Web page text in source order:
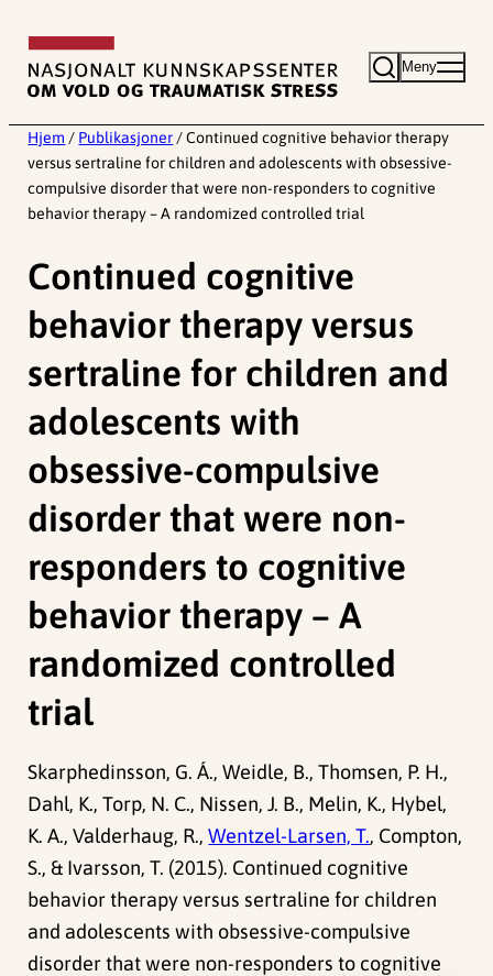
innhold
Meny
Hjem / Publikasjoner / Continued cognitive behavior therapy
versus sertraline for children and adolescents with obsessive-
compulsive disorder that were non-responders to cognitive
behavior therapy – A randomized controlled trial
Continued cognitive
behavior therapy versus
sertraline for children and
adolescents with
obsessive-compulsive
disorder that were non-
responders to cognitive
behavior therapy – A
randomized controlled
trial
Skarphedinsson, G. Á., Weidle, B., Thomsen, P. H.,
Dahl, K., Torp, N. C., Nissen, J. B., Melin, K., Hybel,
K. A., Valderhaug, R.,Wentzel-Larsen, T., Compton,
S., & Ivarsson, T. (2015). Continued cognitive
behavior therapy versus sertraline for children
and adolescents with obsessive-compulsive
disorder that were non-responders to cognitive